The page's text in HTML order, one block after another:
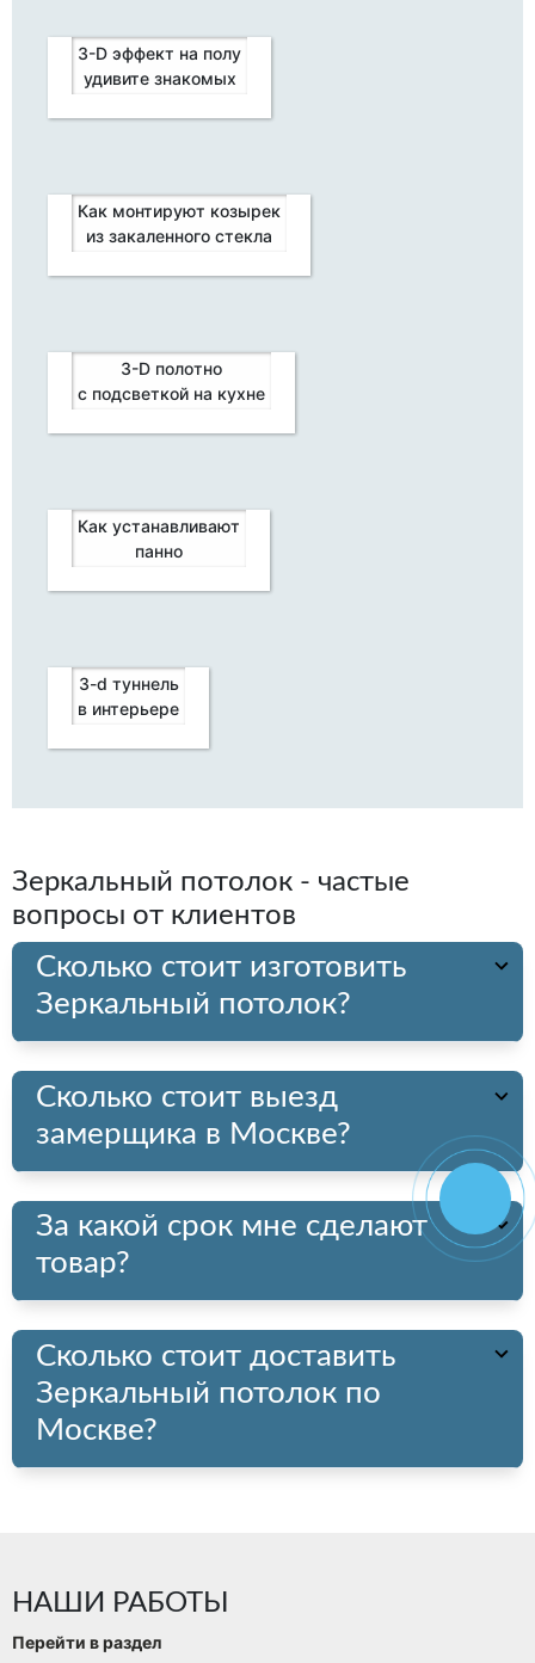
3-D эффект на полу
удивите знакомых
Как монтируют козырек
из закаленного стекла
3-D полотно
с подсветкой на кухне
Как устанавливают
панно
3-d туннель
в интерьере
Зеркальный потолок - частые
вопросы от клиентов
Сколько стоит изготовить
Зеркальный потолок?
Сколько стоит выезд
замерщика в Москве?
За какой срок мне сделают
товар?
Сколько стоит доставить
Зеркальный потолок по
Москве?
НАШИ РАБОТЫ
Перейти в раздел